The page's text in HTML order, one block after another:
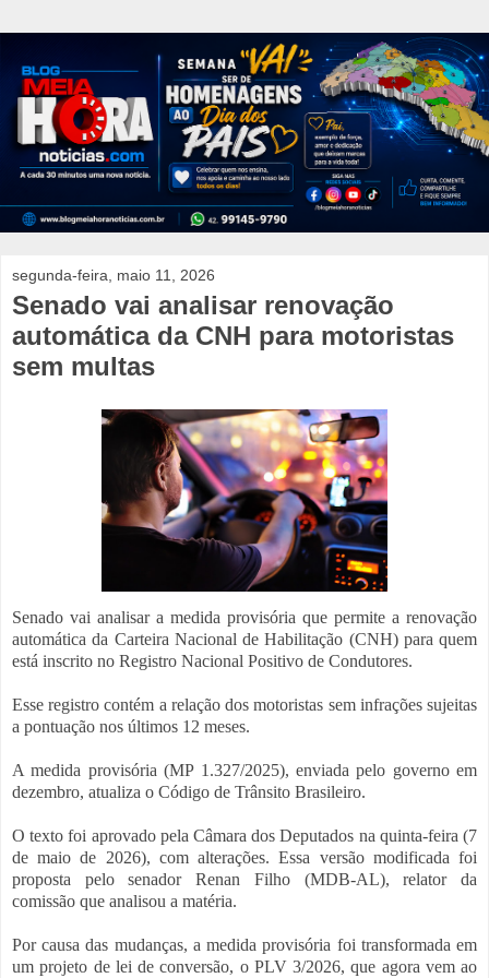
segunda-feira, maio 11, 2026
Senado vai analisar renovação
automática da CNH para motoristas
sem multas
Senado vai analisar a medida provisória que permite a renovação
automática da Carteira Nacional de Habilitação (CNH) para quem
está inscrito no Registro Nacional Positivo de Condutores.
Esse registro contém a relação dos motoristas sem infrações sujeitas
a pontuação nos últimos 12 meses.
A medida provisória (MP 1.327/2025), enviada pelo governo em
dezembro, atualiza o Código de Trânsito Brasileiro.
O texto foi aprovado pela Câmara dos Deputados na quinta-feira (7
de maio de 2026), com alterações. Essa versão modificada foi
proposta pelo senador Renan Filho (MDB-AL), relator da
comissão que analisou a matéria.
Por causa das mudanças, a medida provisória foi transformada em
um projeto de lei de conversão, o PLV 3/2026, que agora vem ao